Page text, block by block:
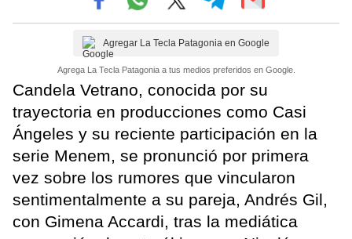
Agregar La Tecla Patagonia en Google
Agrega La Tecla Patagonia a tus medios preferidos en Google.
Candela Vetrano, conocida por su
trayectoria en producciones como Casi
Ángeles y su reciente participación en la
serie Menem, se pronunció por primera
vez sobre los rumores que vincularon
sentimentalmente a su pareja, Andrés Gil,
con Gimena Accardi, tras la mediática